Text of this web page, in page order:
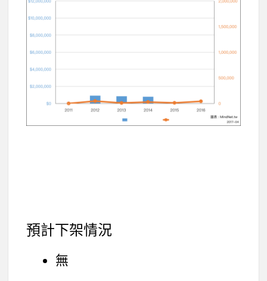
預計下架情況
無